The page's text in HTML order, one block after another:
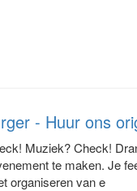
- Huur ons
Muziek? Check!
te maken. Je
organiseren van e